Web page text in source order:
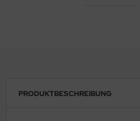
PRODUKTBESCHREIBUNG